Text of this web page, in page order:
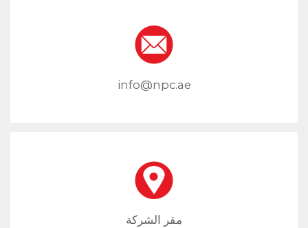
info@npc.ae
مقر الشركة